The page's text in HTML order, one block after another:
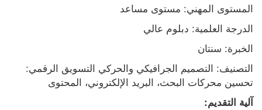
المستوى المهني: مستوى مساعد
الدرجة العلمية: دبلوم عالي
الخبرة: سنتان
تحسين محركات البحث، البريد الإلكتروني، المحتوى
آلية التقديم: